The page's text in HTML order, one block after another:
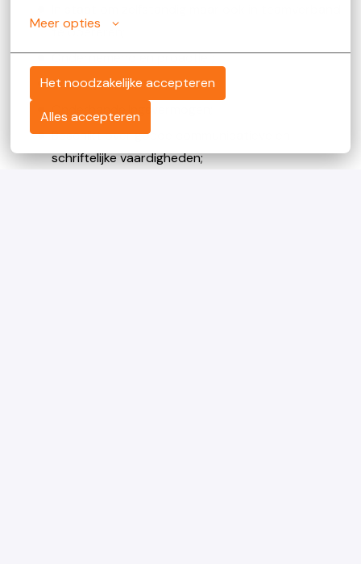
Meer opties
Het noodzakelijke accepteren
Alles accepteren
te opereren;
Ondernemend en proactief;
Strategisch denken;
Onderhandelingsvermogen;
Beschikt over goede communicatieve en
schriftelijke vaardigheden;